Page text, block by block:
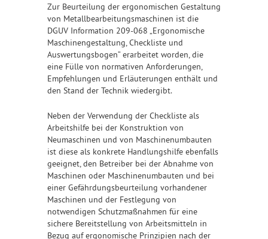
Zur Beurteilung der ergonomischen Gestaltung
von Metallbearbeitungsmaschinen ist die
DGUV Information 209-068 „Ergonomische
Maschinengestaltung, Checkliste und
Auswertungsbogen“ erarbeitet worden, die
eine Fülle von normativen Anforderungen,
Empfehlungen und Erläuterungen enthält und
den Stand der Technik wiedergibt.
Neben der Verwendung der Checkliste als
Arbeitshilfe bei der Konstruktion von
Neumaschinen und von Maschinenumbauten
ist diese als konkrete Handlungshilfe ebenfalls
geeignet, den Betreiber bei der Abnahme von
Maschinen oder Maschinenumbauten und bei
einer Gefährdungsbeurteilung vorhandener
Maschinen und der Festlegung von
notwendigen Schutzmaßnahmen für eine
sichere Bereitstellung von Arbeitsmitteln in
Bezug auf ergonomische Prinzipien nach der